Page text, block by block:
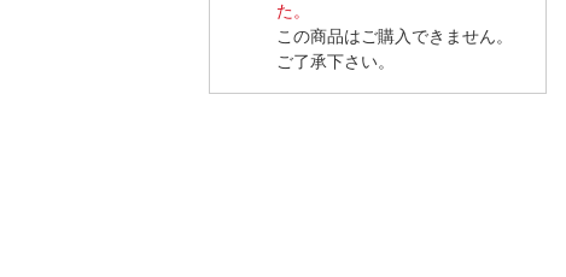
た。
この商品はご購入できません。
ご了承下さい。